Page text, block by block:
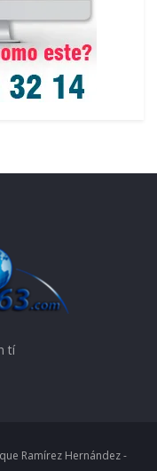
tí
Ramírez Hernández -